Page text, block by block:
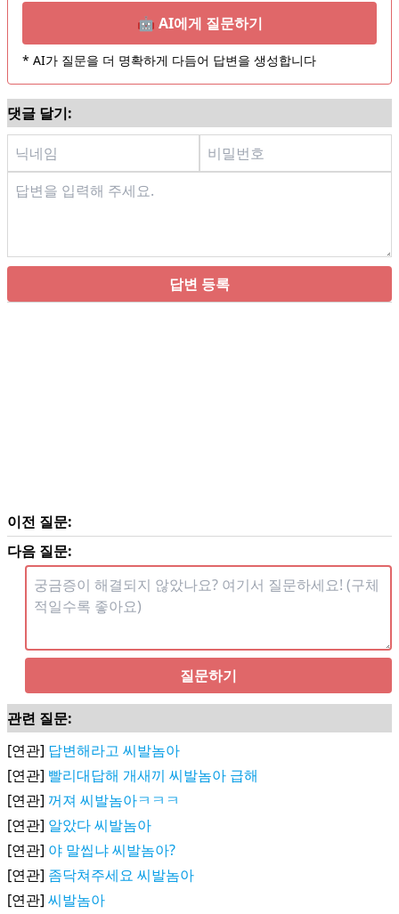
🤖 AI에게 질문하기
* AI가 질문을 더 명확하게 다듬어 답변을 생성합니다
댓글 달기:
답변 등록
이전 질문:
다음 질문:
질문하기
관련 질문:
[연관] 답변해라고 씨발놈아
[연관] 빨리대답해 개새끼 씨발놈아 급해
[연관] 꺼져 씨발놈아ㅋㅋㅋ
[연관] 알았다 씨발놈아
[연관] 야 말씹냐 씨발놈아?
[연관] 좀닥쳐주세요 씨발놈아
[연관] 씨발놈아